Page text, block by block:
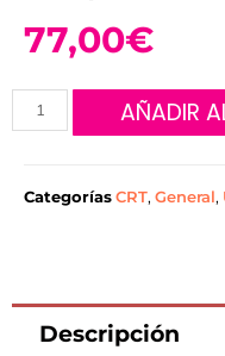
77,00€
AÑADIR
Categorías CRT, General,
Descripción